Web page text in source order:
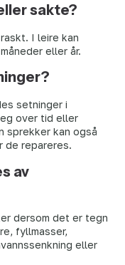
sakte?
I leire kan
eller år.
setninger i
over tid eller
sprekker kan også
de repareres.
av
dersom det er tegn
fyllmasser,
eller